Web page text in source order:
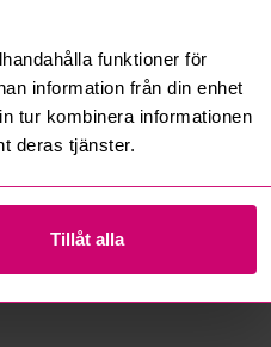
funktioner för
information från din enhet
tur kombinera informationen
deras tjänster.
Tillåt alla